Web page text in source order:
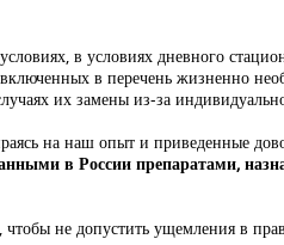
в условиях дневного
в перечень жизненно
их замены из-за
на наш опыт и приведенные
в России препаратами,
чтобы не допустить ущемления в